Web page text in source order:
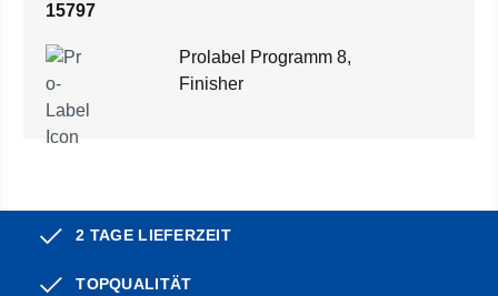
15797
Prolabel Programm 8,
Finisher
2 TAGE LIEFERZEIT
TOPQUALITÄT